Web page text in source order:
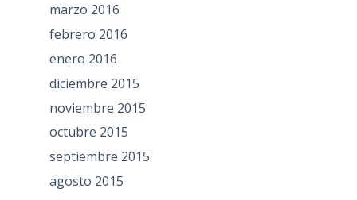
marzo 2016
febrero 2016
enero 2016
diciembre 2015
noviembre 2015
octubre 2015
septiembre 2015
agosto 2015